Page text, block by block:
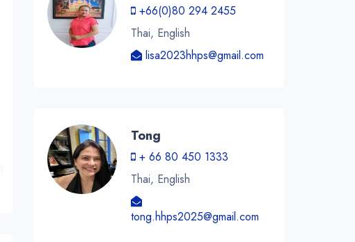
+66(0)80 294 2455
Thai, English
lisa2023hhps@gmail.com
Tong
+ 66 80 450 1333
Thai, English
tong.hhps2025@gmail.com